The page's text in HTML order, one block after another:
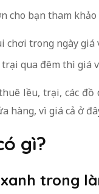
cho bạn tham
trong ngày giá
qua đêm thì giá
lều, trại, các
hàng, vì giá cả ở
gì?
trong